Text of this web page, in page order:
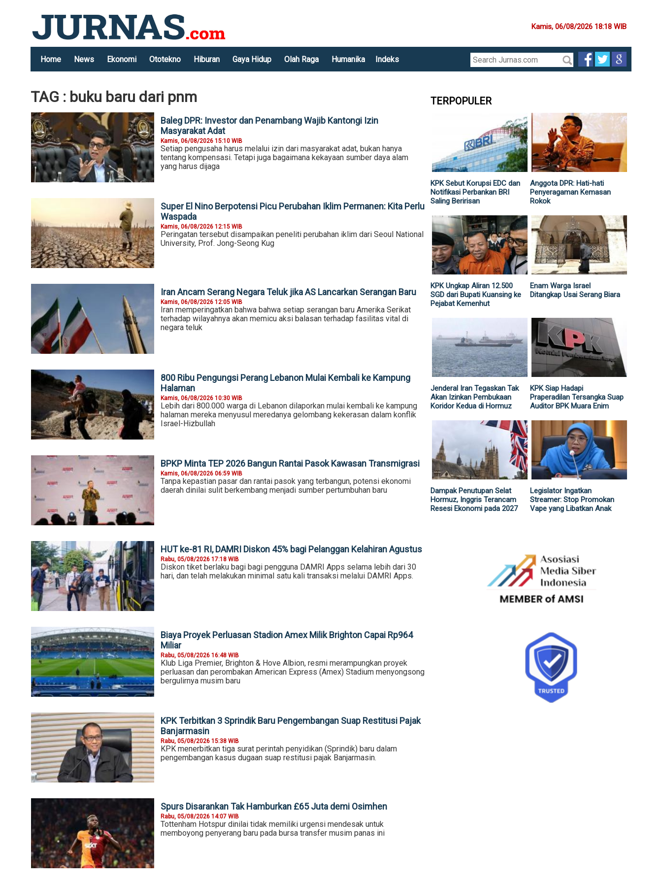
Kamis, 06/08/2026 18:18 WIB
Home News Ekonomi Ototekno Hiburan Gaya Hidup Olah Raga Humanika Indeks
TAG : buku baru dari pnm
Baleg DPR: Investor dan Penambang Wajib Kantongi Izin
Masyarakat Adat
Kamis, 06/08/2026 15:10 WIB
Setiap pengusaha harus melalui izin dari masyarakat adat, bukan hanya
tentang kompensasi. Tetapi juga bagaimana kekayaan sumber daya alam
yang harus dijaga
Super El Nino Berpotensi Picu Perubahan Iklim Permanen: Kita Perlu
Waspada
Kamis, 06/08/2026 12:15 WIB
Peringatan tersebut disampaikan peneliti perubahan iklim dari Seoul National
University, Prof. Jong-Seong Kug
Iran Ancam Serang Negara Teluk jika AS Lancarkan Serangan Baru
Kamis, 06/08/2026 12:05 WIB
Iran memperingatkan bahwa bahwa setiap serangan baru Amerika Serikat
terhadap wilayahnya akan memicu aksi balasan terhadap fasilitas vital di
negara teluk
800 Ribu Pengungsi Perang Lebanon Mulai Kembali ke Kampung
Halaman
Kamis, 06/08/2026 10:30 WIB
Lebih dari 800.000 warga di Lebanon dilaporkan mulai kembali ke kampung
halaman mereka menyusul meredanya gelombang kekerasan dalam konflik
Israel-Hizbullah
BPKP Minta TEP 2026 Bangun Rantai Pasok Kawasan Transmigrasi
Kamis, 06/08/2026 06:59 WIB
Tanpa kepastian pasar dan rantai pasok yang terbangun, potensi ekonomi
daerah dinilai sulit berkembang menjadi sumber pertumbuhan baru
HUT ke-81 RI, DAMRI Diskon 45% bagi Pelanggan Kelahiran Agustus
Rabu, 05/08/2026 17:18 WIB
Diskon tiket berlaku bagi bagi pengguna DAMRI Apps selama lebih dari 30
hari, dan telah melakukan minimal satu kali transaksi melalui DAMRI Apps.
Biaya Proyek Perluasan Stadion Amex Milik Brighton Capai Rp964
Miliar
Rabu, 05/08/2026 16:48 WIB
Klub Liga Premier, Brighton & Hove Albion, resmi merampungkan proyek
perluasan dan perombakan American Express (Amex) Stadium menyongsong
bergulirnya musim baru
KPK Terbitkan 3 Sprindik Baru Pengembangan Suap Restitusi Pajak
Banjarmasin
Rabu, 05/08/2026 15:38 WIB
KPK menerbitkan tiga surat perintah penyidikan (Sprindik) baru dalam
pengembangan kasus dugaan suap restitusi pajak Banjarmasin.
Spurs Disarankan Tak Hamburkan £65 Juta demi Osimhen
Rabu, 05/08/2026 14:07 WIB
Tottenham Hotspur dinilai tidak memiliki urgensi mendesak untuk
memboyong penyerang baru pada bursa transfer musim panas ini
TERPOPULER
KPK Sebut Korupsi EDC dan
Notifikasi Perbankan BRI
Saling Beririsan
Anggota DPR: Hati-hati
Penyeragaman Kemasan
Rokok
KPK Ungkap Aliran 12.500
SGD dari Bupati Kuansing ke
Pejabat Kemenhut
Enam Warga Israel
Ditangkap Usai Serang Biara
Jenderal Iran Tegaskan Tak
Akan Izinkan Pembukaan
Koridor Kedua di Hormuz
KPK Siap Hadapi
Praperadilan Tersangka Suap
Auditor BPK Muara Enim
Dampak Penutupan Selat
Hormuz, Inggris Terancam
Resesi Ekonomi pada 2027
Legislator Ingatkan
Streamer: Stop Promokan
Vape yang Libatkan Anak